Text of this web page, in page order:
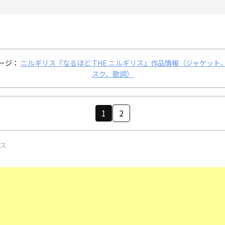
ジ： ニルギリス『なるほど THE ニルギリス』作品情報（ジャケット
スク、歌詞）
1 2